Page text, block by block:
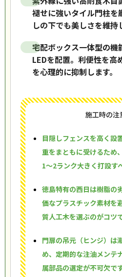
褪せに強いタイル門柱を
しの下でも美しさを維持
宅配ボックス一体型の機
LEDを配置。利便性を高
を心理的に抑制します。
施工時の注
目隠しフェンスを高く設
重をまともに受けるため
1〜2ランク大きく打設す
徳島特有の西日は樹脂の
価なプラスチック素材を
質人工木を選ぶのがコツで
門扉の吊元（ヒンジ）は
め、定期的な注油メンテ
属部品の選定が不可欠です